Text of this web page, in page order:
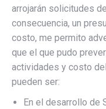
arrojarán solicitudes
consecuencia, un
costo, me permito
que el que pudo
actividades y costo
pueden ser:
En el desarrollo de